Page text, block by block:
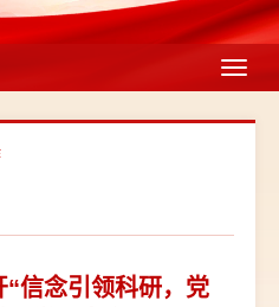
信念引领科研，党